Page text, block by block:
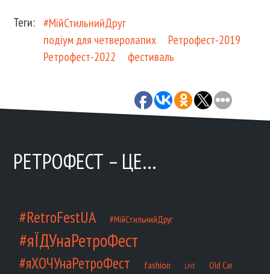
Теги: #МійСтильнийДруг
подіум для четверолапих
Ретрофест-2019
Ретрофест-2022
фестиваль
РЕТРОФЕСТ – ЦЕ…
#RetroFestUA #МійСтильнийДруг
#яЇДУнаРетроФест
#яХОЧУнаРетроФест fashion LIVE
Old Car